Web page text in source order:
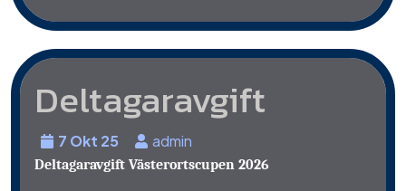
Deltagaravgift
7 Okt 25 admin
Deltagaravgift Västerortscupen 2026